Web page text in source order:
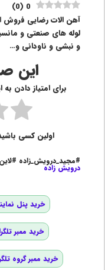
0
(
0
)
آهن الات رضایی فروش
لوله های صنعتی و
و نبشی و ناودانی و…
این
برای امتیاز دادن
اولین کسی
#مجید_درویش_زاده
درویش زاده
خرید پنل
خرید ممبر
خرید ممبر گروه